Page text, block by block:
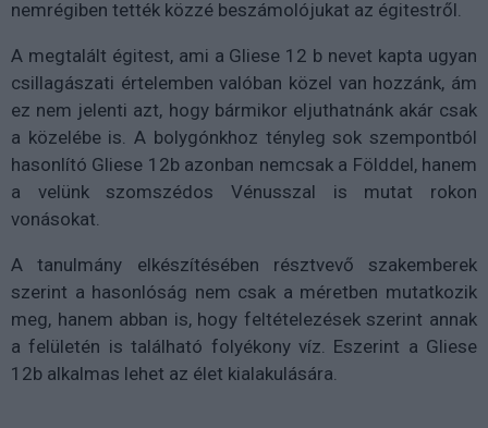
nemrégiben tették közzé beszámolójukat az égitestről.
A megtalált égitest, ami a Gliese 12 b nevet kapta ugyan
csillagászati értelemben valóban közel van hozzánk, ám
ez nem jelenti azt, hogy bármikor eljuthatnánk akár csak
a közelébe is. A bolygónkhoz tényleg sok szempontból
hasonlító Gliese 12b azonban nemcsak a Földdel, hanem
a velünk szomszédos Vénusszal is mutat rokon
vonásokat.
A tanulmány elkészítésében résztvevő szakemberek
szerint a hasonlóság nem csak a méretben mutatkozik
meg, hanem abban is, hogy feltételezések szerint annak
a felületén is található folyékony víz. Eszerint a Gliese
12b alkalmas lehet az élet kialakulására.